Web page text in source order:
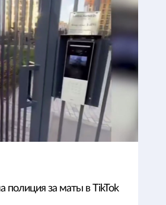
полиция за маты в TikTok